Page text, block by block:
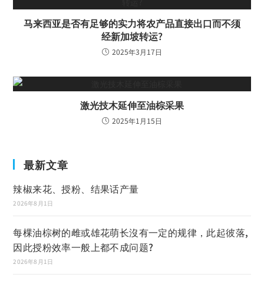
马来西亚是否有足够的实力将农产品直接出口而不须
经新加坡转运?
2025年3月17日
激光技木延伸至油棕采果
2025年1月15日
最新文章
辣椒来花、授粉、结果话产量
2026年8月1日
每棵油棕树的雌或雄花萌长沒有一定的规律，此起彼落,
因此授粉效率一般上都不成问题?
2026年8月1日